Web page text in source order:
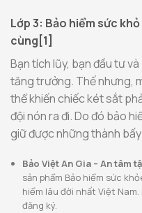
Lớp 3: Bảo hiểm sức
cùng[1]
Bạn tích lũy, bạn đầu tư
tăng trưởng. Thế nhưng,
thể khiến chiếc két sắt
đội nón ra đi. Do đó bảo
giữ được những thành
Bảo Việt An Gia – An tâm
sản phẩm Bảo hiểm sức
hiểm lâu đời nhất Việt
đăng ký.